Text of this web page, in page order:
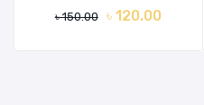
৳ 150.00 ৳ 120.00